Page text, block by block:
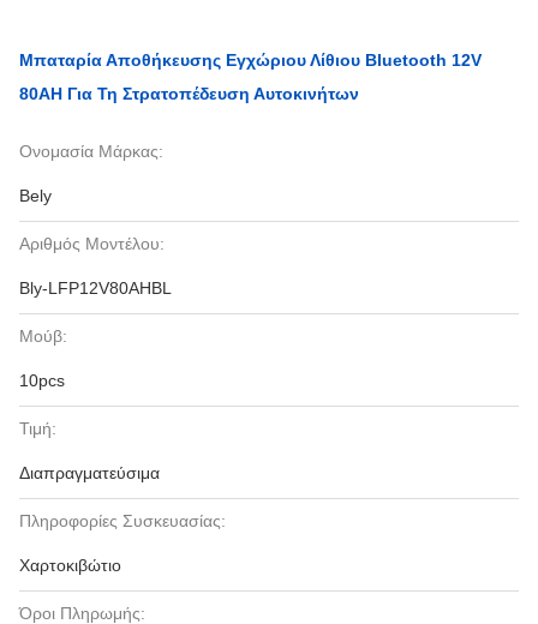
Μπαταρία Αποθήκευσης Εγχώριου Λίθιου Bluetooth 12V
80AH Για Τη Στρατοπέδευση Αυτοκινήτων
Ονομασία Μάρκας:
Bely
Αριθμός Μοντέλου:
Bly-LFP12V80AHBL
Μούβ:
10pcs
Τιμή:
Διαπραγματεύσιμα
Πληροφορίες Συσκευασίας:
Χαρτοκιβώτιο
Όροι Πληρωμής: